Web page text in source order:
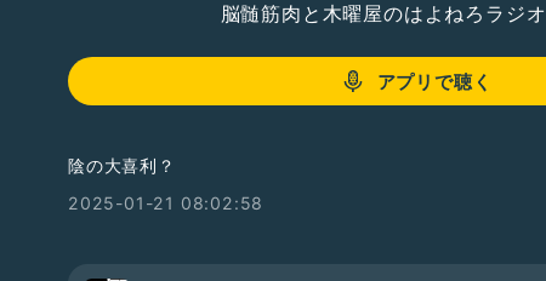
脳髄筋肉と木曜屋のはよねろラジオ
アプリで聴く
陰の大喜利？
2025-01-21 08:02:58